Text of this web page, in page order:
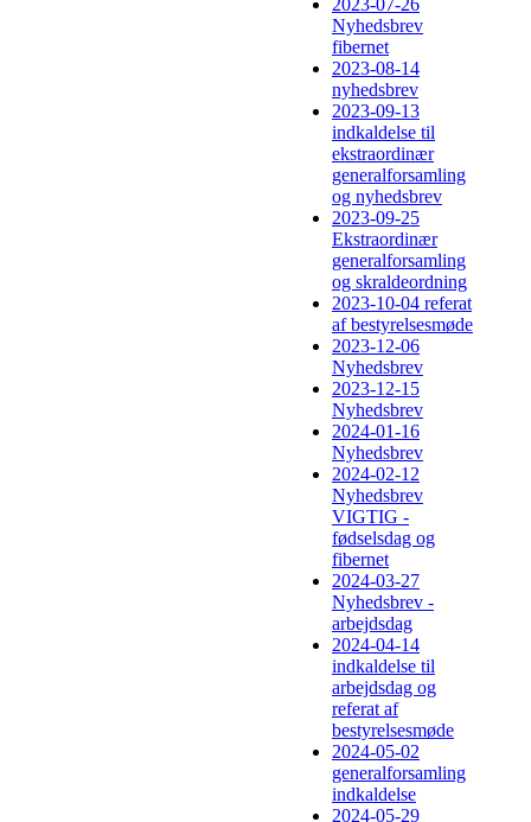
Nyhedsbrev
fibernet
2023-08-14
nyhedsbrev
2023-09-13
indkaldelse til
ekstraordinær
generalforsamling
og nyhedsbrev
2023-09-25
Ekstraordinær
generalforsamling
og skraldeordning
2023-10-04 referat
af bestyrelsesmøde
2023-12-06
Nyhedsbrev
2023-12-15
Nyhedsbrev
2024-01-16
Nyhedsbrev
2024-02-12
Nyhedsbrev
VIGTIG -
fødselsdag og
fibernet
2024-03-27
Nyhedsbrev -
arbejdsdag
2024-04-14
indkaldelse til
arbejdsdag og
referat af
bestyrelsesmøde
2024-05-02
generalforsamling
indkaldelse
2024-05-29